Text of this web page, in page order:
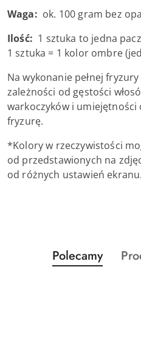
Waga: ok. 100 gram bez
Ilość: 1 sztuka to jedna
1 sztuka = 1 kolor ombre
Na wykonanie pełnej
zależności od gęstości
warkoczyków i umiejętności
fryzurę.
*Kolory w rzeczywistości
od przedstawionych na
od różnych ustawień ekranu.
Pomiń karuzelę
Produkty
o
Polecamy